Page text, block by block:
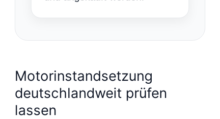
Motorinstandsetzung
deutschlandweit prüfen
lassen